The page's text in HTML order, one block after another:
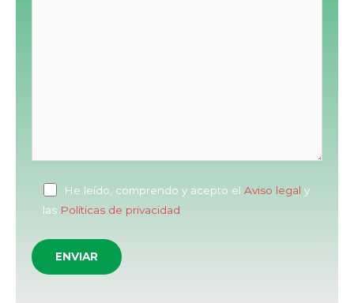
He leído, comprendo y acepto el Aviso legal y
las Políticas de privacidad